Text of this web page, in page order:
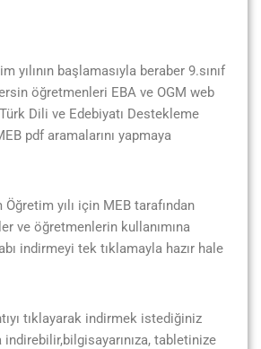
yılının başlamasıyla beraber 9.sınıf
öğretmenleri EBA ve OGM web
Dili ve Edebiyatı Destekleme
pdf aramalarını yapmaya
yılı için MEB tarafından
ve öğretmenlerin kullanımına
indirmeyi tek tıklamayla hazır hale
tıklayarak indirmek istediğiniz
indirebilir,bilgisayarınıza, tabletinize